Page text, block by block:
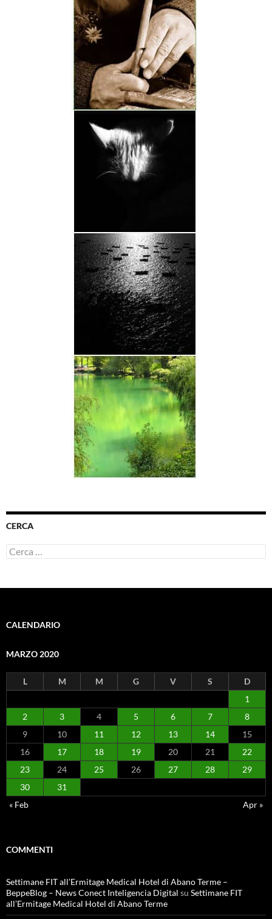
CERCA
Ricerca
per:
CALENDARIO
MARZO 2020
L M M G V S
D
1
2
3 4 5 6 7
8
9
10 11 12 13 14
15
16
17 18 19 20 21
22
23
24 25 26 27 28
29
30
31
« Feb
Apr »
COMMENTI
Settimane FIT all’Ermitage Medical Hotel di Abano Terme –
BeppeBlog – News Conect Inteligencia Digital su Settimane FIT
all’Ermitage Medical Hotel di Abano Terme